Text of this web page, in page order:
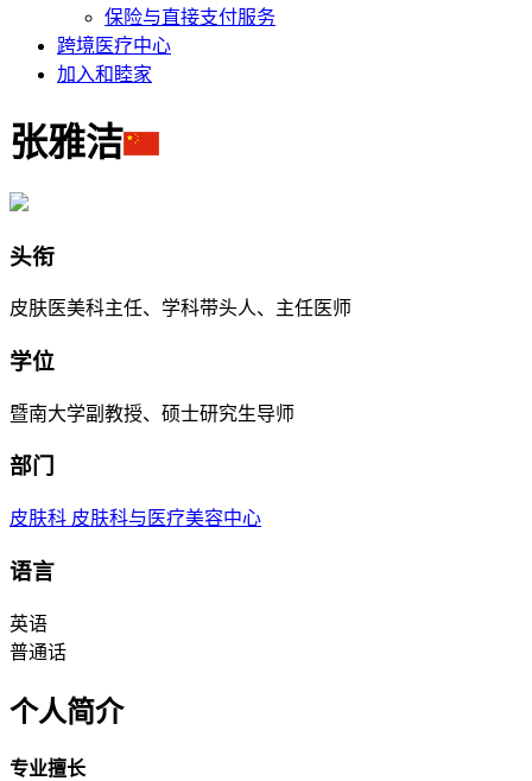
保险与直接支付服务
跨境医疗中心
加入和睦家
张雅洁
头衔
皮肤医美科主任、学科带头人、主任医师
学位
暨南大学副教授、硕士研究生导师
部门
皮肤科 皮肤科与医疗美容中心
语言
英语
普通话
个人简介
专业擅长